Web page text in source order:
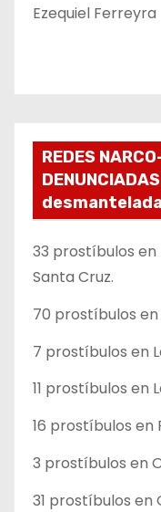
Ezequiel Ferreyra
REDES
33 prostíbulos en
Santa Cruz.
70 prostíbulos
7 prostíbulos en
11 prostíbulos en
16 prostíbulos en
3 prostíbulos en
31 prostíbulos en